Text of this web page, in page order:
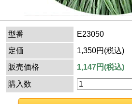
型番
E23050
定価
1,350円(税込)
販売価格
1,147円(税込)
購入数